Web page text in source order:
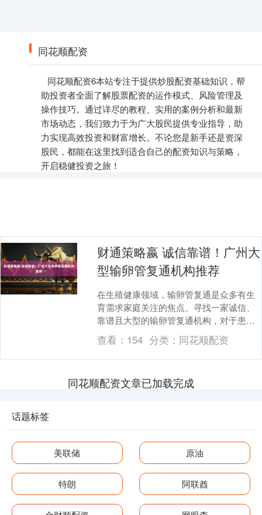
同花顺配资
同花顺配资6本站专注于提供炒股配资基础知识，帮
助投资者全面了解股票配资的运作模式、风险管理及
操作技巧。通过详尽的教程、实用的案例分析和最新
市场动态，我们致力于为广大股民提供专业指导，助
力实现高效投资和财富增长。不论您是新手还是资深
股民，都能在这里找到适合自己的配资知识与策略，
开启稳健投资之旅！
财通策略嬴 诚信靠谱！广州大
型输卵管复通机构推荐
在生殖健康领域，输卵管复通是众多有生
育需求家庭关注的焦点。寻找一家诚信、
靠谱且大型的输卵管复通机构，对于患者
来说至关重要。那么，如何才能选到合适
的机构呢？接下来....
查看： 154 分类： 同花顺配资
同花顺配资文章已加载完成
话题标签
美联储 原油
特朗 阿联酋